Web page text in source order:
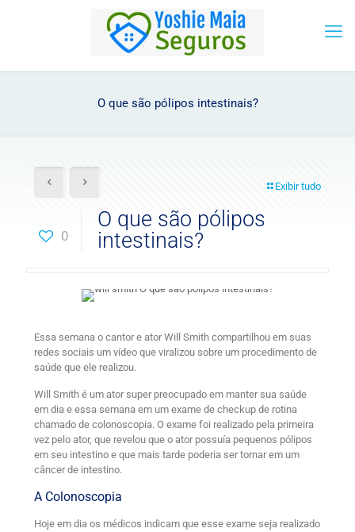
O que são pólipos intestinais?
Exibir tudo
0
O que são pólipos
intestinais?
Essa semana o cantor e ator Will Smith compartilhou em suas
redes sociais um vídeo que viralizou sobre um procedimento de
saúde que ele realizou.
Will Smith é um ator super preocupado em manter sua saúde
em dia e essa semana em um exame de checkup de rotina
chamado de colonoscopia. O exame foi realizado pela primeira
vez pelo ator, que revelou que o ator possuía pequenos pólipos
em seu intestino e que mais tarde poderia ser tornar em um
câncer de intestino.
A Colonoscopia
Hoje em dia os médicos indicam que esse exame seja realizado